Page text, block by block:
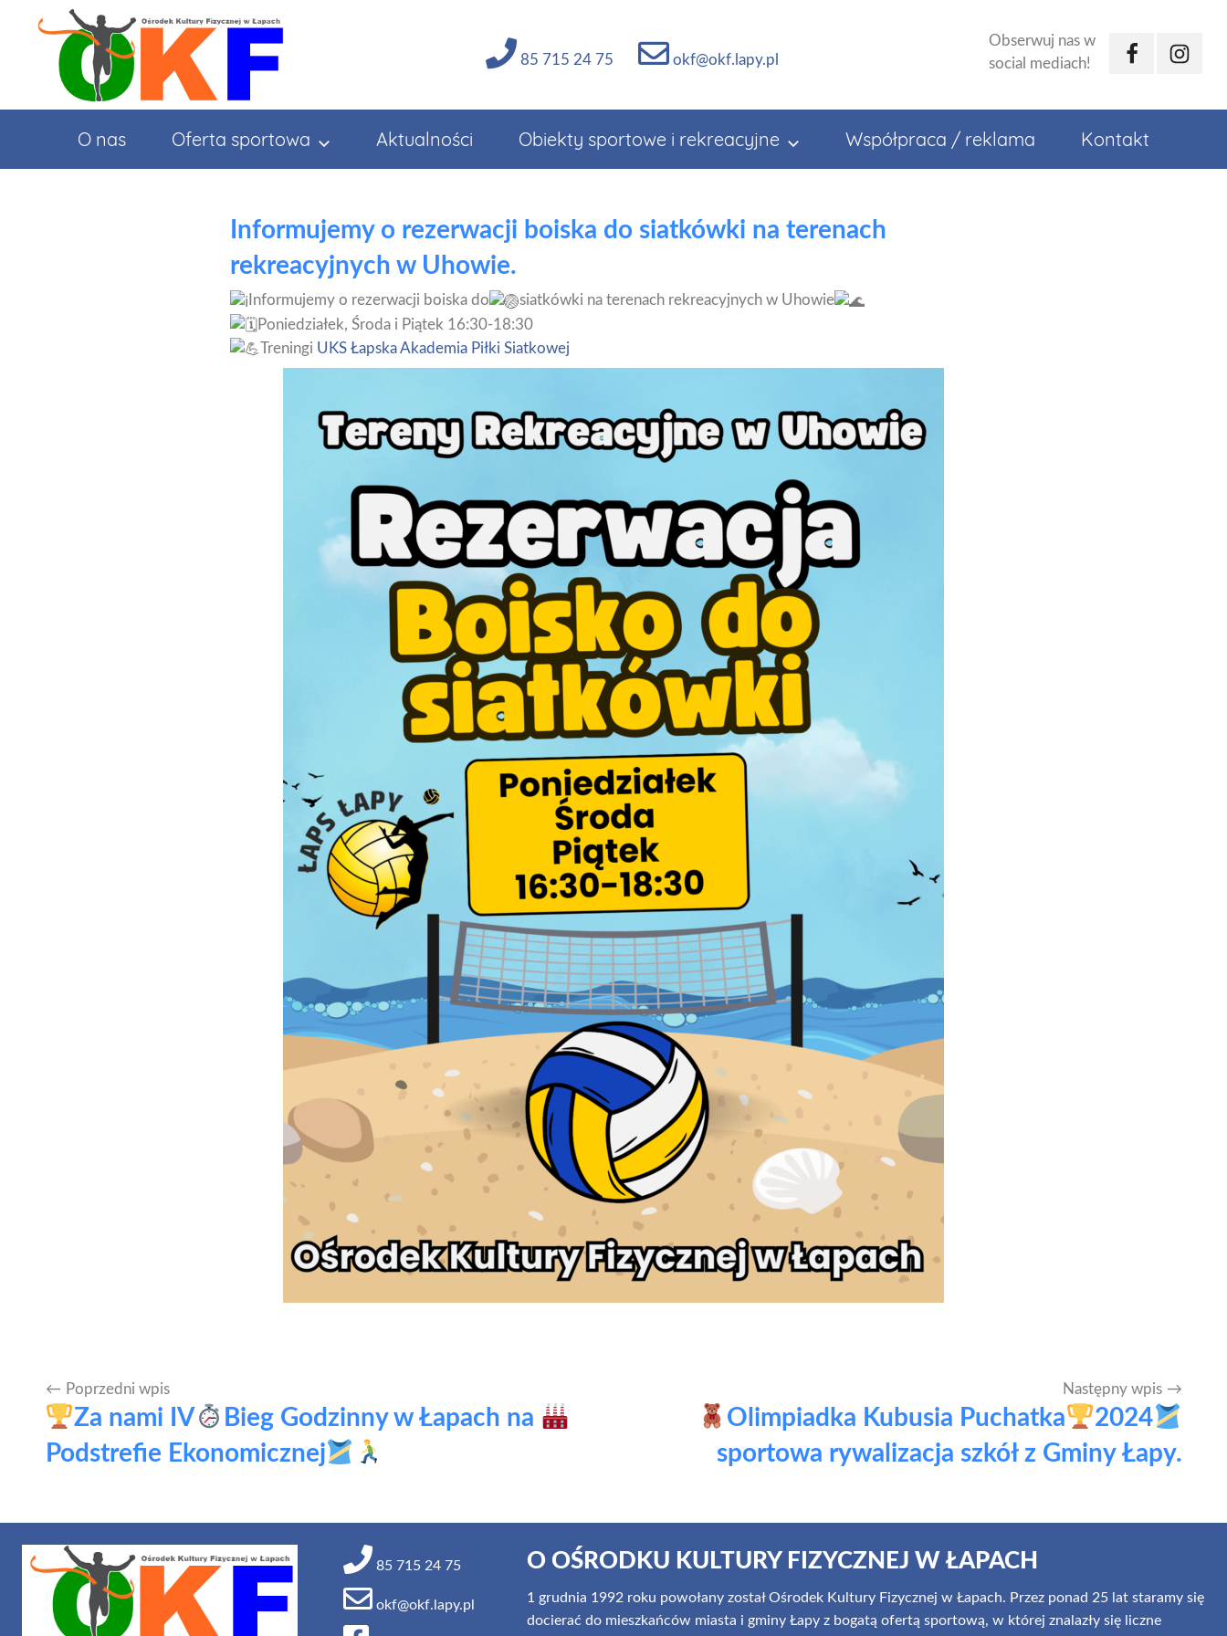
85 715 24 75 okf@okf.lapy.pl
Obserwuj nas w
social mediach!
Facebook
O nas Oferta sportowa Aktualności Obiekty sportowe i rekreacyjne Współpraca / reklama Kontakt
Informujemy o rezerwacji boiska do siatkówki na terenach
rekreacyjnych w Uhowie.
Informujemy o rezerwacji boiska do
siatkówki na terenach rekreacyjnych w Uhowie
Poniedziałek, Środa i Piątek 16:30-18:30
Treningi UKS Łapska Akademia Piłki Siatkowej
Nawigacja
wpisu
Poprzedni wpis
Za nami IV
Bieg Godzinny w Łapach na
Podstrefie Ekonomicznej
Następny wpis
Olimpiadka Kubusia Puchatka
2024
sportowa rywalizacja szkół z Gminy Łapy.
85 715 24 75
okf@okf.lapy.pl
O OŚRODKU KULTURY FIZYCZNEJ W ŁAPACH
1 grudnia 1992 roku powołany został Ośrodek Kultury Fizycznej w Łapach. Przez ponad 25 lat staramy się
docierać do mieszkańców miasta i gminy Łapy z bogatą ofertą sportową, w której znalazły się liczne